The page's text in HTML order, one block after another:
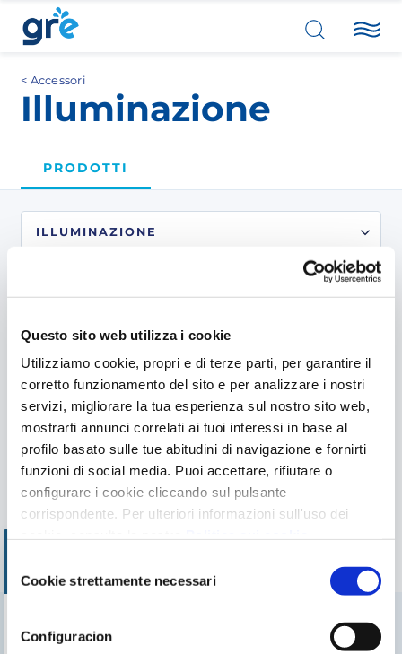
Questo sito web utilizza i cookie
Utilizziamo cookie, propri e di terze parti, per garantire il
corretto funzionamento del sito e per analizzare i nostri
servizi, migliorare la tua esperienza sul nostro sito web,
mostrarti annunci correlati ai tuoi interessi in base al
profilo basato sulle tue abitudini di navigazione e fornirti
funzioni di social media. Puoi accettare, rifiutare o
configurare i cookie cliccando sul pulsante
corrispondente. Per ulteriori informazioni sull'uso dei
delCookie strettamente necessari
Configuracion
Accessori
Illuminazione
PRODOTTI
Illuminazione per piscine
interrate
Illuminazione per piscine
fuori terra
Trova il nostro rivenditore più vicino